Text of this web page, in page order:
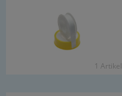
1 Ar­ti­kel